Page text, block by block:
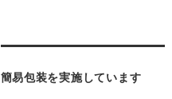
簡易包装を実施しています